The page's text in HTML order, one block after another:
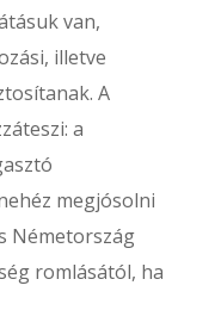
van,
illetve
A
a
megjósolni
Németország
romlásától, ha